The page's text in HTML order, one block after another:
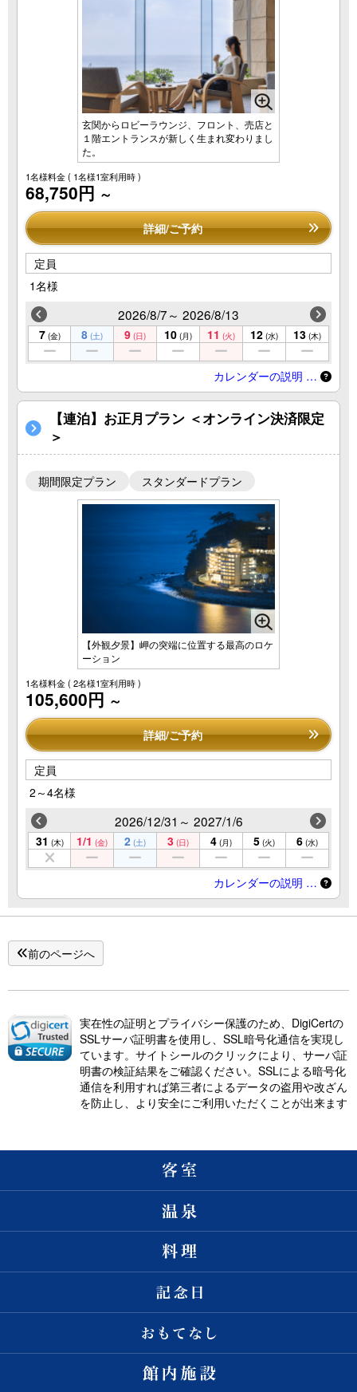
玄関からロビーラウンジ、フロント、売店と
１階エントランスが新しく生まれ変わりまし
た。
1名様料金( 1名様1室利用時 )
68,750円 ～
詳細/ご予約
定員
1名様
2026/8/7～ 2026/8/13
7 (金) 8 (土) 9 (日) 10 (月) 11 (火) 12 (水) 13 (木)
カレンダーの説明 …
【連泊】お正月プラン ＜オンライン決済限定
＞
期間限定プラン スタンダードプラン
【外観夕景】岬の突端に位置する最高のロケ
ーション
1名様料金( 2名様1室利用時 )
105,600円 ～
詳細/ご予約
定員
2～4名様
2026/12/31～ 2027/1/6
31 (木) 1/1 (金) 2 (土) 3 (日) 4 (月) 5 (火) 6 (水)
カレンダーの説明 …
前のページへ
実在性の証明とプライバシー保護のため、DigiCertの
SSLサーバ証明書を使用し、SSL暗号化通信を実現し
ています。サイトシールのクリックにより、サーバ証
明書の検証結果をご確認ください。SSLによる暗号化
通信を利用すれば第三者によるデータの盗用や改ざん
を防止し、より安全にご利用いただくことが出来ます